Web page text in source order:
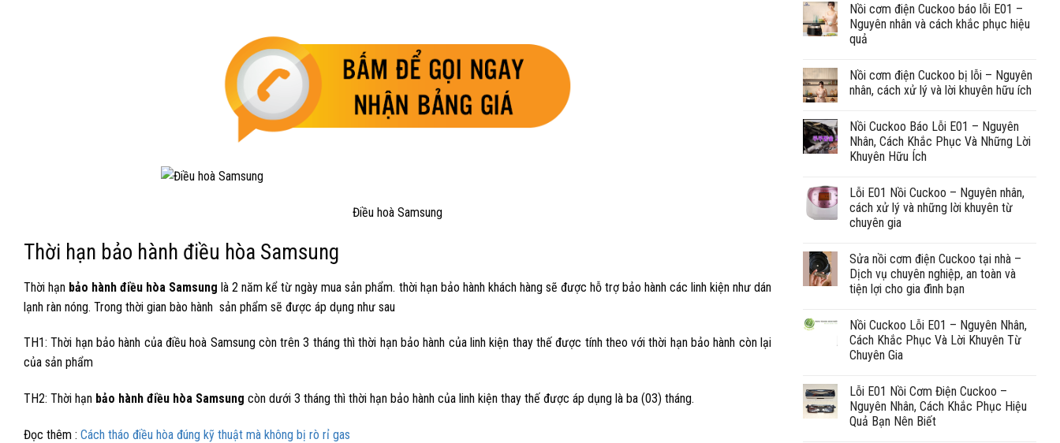
Điều hoà Samsung
Thời hạn bảo hành điều hòa Samsung
Thời hạn bảo hành điều hòa Samsung là 2 năm kể từ ngày mua sản phẩm. thời hạn bảo hành khách hàng sẽ được hỗ trợ bảo hành các linh kiện như dán
lạnh ràn nóng. Trong thời gian bào hành sản phẩm sẽ được áp dụng như sau
TH1: Thời hạn bảo hành của điều hoà Samsung còn trên 3 tháng thì thời hạn bảo hành của linh kiện thay thế được tính theo với thời hạn bảo hành còn lại
của sản phẩm
TH2: Thời hạn bảo hành điều hòa Samsung còn dưới 3 tháng thì thời hạn bảo hành của linh kiện thay thế được áp dụng là ba (03) tháng.
Đọc thêm : Cách tháo điều hòa đúng kỹ thuật mà không bị rò rỉ gas
Nồi cơm điện Cuckoo báo lỗi E01 –
Nguyên nhân và cách khắc phục hiệu
quả
Nồi cơm điện Cuckoo bị lỗi – Nguyên
nhân, cách xử lý và lời khuyên hữu ích
Nồi Cuckoo Báo Lỗi E01 – Nguyên
Nhân, Cách Khắc Phục Và Những Lời
Khuyên Hữu Ích
Lỗi E01 Nồi Cuckoo – Nguyên nhân,
cách xử lý và những lời khuyên từ
chuyên gia
Sửa nồi cơm điện Cuckoo tại nhà –
Dịch vụ chuyên nghiệp, an toàn và
tiện lợi cho gia đình bạn
Nồi Cuckoo Lỗi E01 – Nguyên Nhân,
Cách Khắc Phục Và Lời Khuyên Từ
Chuyên Gia
Lỗi E01 Nồi Cơm Điện Cuckoo –
Nguyên Nhân, Cách Khắc Phục Hiệu
Quả Bạn Nên Biết